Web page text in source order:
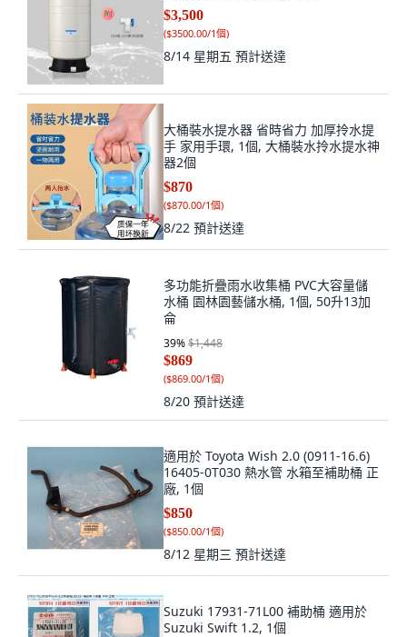
$3,500
($3500.00/1個)
8/14 星期五 預計送達
大桶裝水提水器 省時省力 加厚拎水提
手 家用手環, 1個, 大桶裝水拎水提水神
器2個
$870
($870.00/1個)
8/22 預計送達
多功能折疊雨水收集桶 PVC大容量儲
水桶 園林園藝儲水桶, 1個, 50升13加
侖
39%$1,448
$869
($869.00/1個)
8/20 預計送達
適用於 Toyota Wish 2.0 (0911-16.6)
16405-0T030 熱水管 水箱至補助桶 正
廠, 1個
$850
($850.00/1個)
8/12 星期三 預計送達
Suzuki 17931-71L00 補助桶 適用於
Suzuki Swift 1.2, 1個